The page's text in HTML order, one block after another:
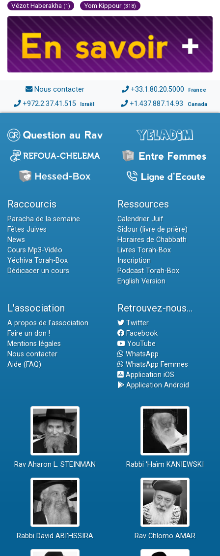
Vézot Haberakha (1) Yom Kippour (318)
Nous contacter +33.1.80.20.5000 France
+972.2.37.41.515 Israël +1.437.887.14.93 Canada
Raccourcis
Paracha de la semaine
Fêtes Juives
News
Cours Mp3-Vidéo
Yéchiva Torah-Box
Dédicacer un cours
Ressources
Calendrier Juif
Sidour (livre de prière)
Horaires de Chabbath
Livres Torah-Box
Inscription
Podcast Torah-Box
English Version
L'association
A propos de l'association
Faire un don !
Mentions légales
Nous contacter
Aide (FAQ)
Retrouvez-nous...
Twitter
Facebook
YouTube
WhatsApp
WhatsApp Femmes
Application iOS
Application Android
Rav Aharon L. STEINMAN Rabbi 'Haïm KANIEWSKI
Rabbi David ABI'HSSIRA Rav Chlomo AMAR